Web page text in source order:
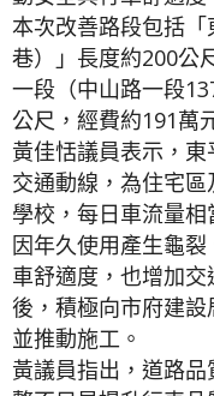
本次改善路段包括
巷）」長度約200公
一段（中山路一段
公尺，經費約191萬
黃佳恬議員表示，
交通動線，為住宅
學校，每日車流量
因年久使用產生龜
車舒適度，也增加
後，積極向市府建
並推動施工。
黃議員指出，道路